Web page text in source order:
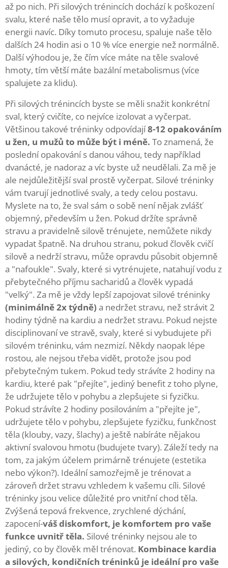
až po nich. Při silových trénincích dochází k poškození
svalu, které naše tělo musí opravit, a to vyžaduje
energii navíc. Díky tomuto procesu, spaluje naše tělo
dalších 24 hodin asi o 10 % více energie než normálně.
Další výhodou je, že čím více máte na těle svalové
hmoty, tím větší máte bazální metabolismus (více
spalujete za klidu).
Při silových trénincích byste se měli snažit konkrétní
sval, který cvičíte, co nejvíce izolovat a vyčerpat.
Většinou takové tréninky odpovídají8-12 opakováním
u žen, u mužů to může být i méně. To znamená, že
poslední opakování s danou váhou, tedy například
dvanácté, je nadoraz a víc byste už neudělali. Za mě je
ale nejdůležitější sval prostě vyčerpat. Silové tréninky
vám tvarují jednotlivé svaly, a tedy celou postavu.
Myslete na to, že sval sám o sobě není nějak zvlášť
objemný, především u žen. Pokud držíte správně
stravu a pravidelně silově trénujete, nemůžete nikdy
vypadat špatně. Na druhou stranu, pokud člověk cvičí
silově a nedrží stravu, může opravdu působit objemně
a "nafoukle". Svaly, které si vytrénujete, natahují vodu z
přebytečného příjmu sacharidů a člověk vypadá
"velký". Za mě je vždy lepší zapojovat silové tréninky
(minimálně 2x týdně) a nedržet stravu, než strávit 2
hodiny týdně na kardiu a nedržet stravu. Pokud nejste
disciplinovaní ve stravě, svaly, které si vybudujete při
silovém tréninku, vám nezmizí. Někdy naopak lépe
rostou, ale nejsou třeba vidět, protože jsou pod
přebytečným tukem. Pokud tedy strávíte 2 hodiny na
kardiu, které pak "přejíte", jediný benefit z toho plyne,
že udržujete tělo v pohybu a zlepšujete si fyzičku.
Pokud strávíte 2 hodiny posilováním a "přejíte je",
udržujete tělo v pohybu, zlepšujete fyzičku, funkčnost
těla (klouby, vazy, šlachy) a ještě nabíráte nějakou
aktivní svalovou hmotu (budujete tvary). Záleží tedy na
tom, za jakým účelem primárně trénujete (estetika
nebo výkon?). Ideální samozřejmě je trénovat a
zároveň držet stravu vzhledem k vašemu cíli. Silové
tréninky jsou velice důležité pro vnitřní chod těla.
Zvýšená tepová frekvence, zrychlené dýchání,
zapocení-váš diskomfort, je komfortem pro vaše
funkce uvnitř těla. Silové tréninky nejsou ale to
jediný, co by člověk měl trénovat. Kombinace kardia
a silových, kondičních tréninků je ideální pro vaše